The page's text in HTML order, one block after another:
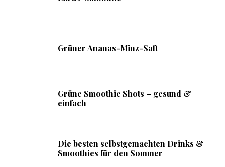
Grüner Ananas-Minz-Saft
Grüne Smoothie Shots – gesund &
einfach
Die besten selbstgemachten Drinks &
Smoothies für den Sommer